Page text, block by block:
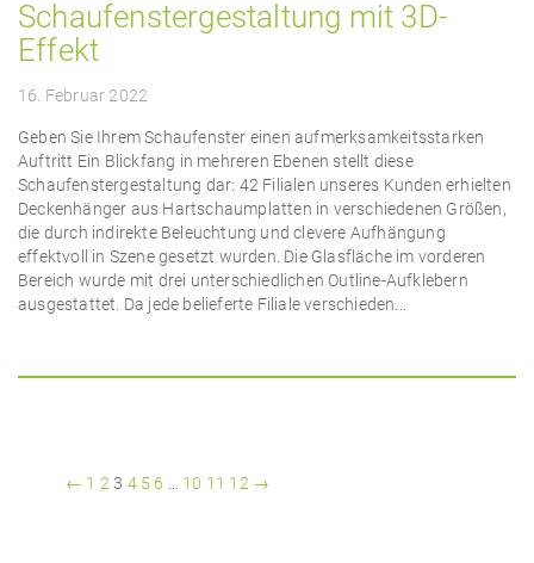
Schaufenstergestaltung mit 3D-
Effekt
16. Februar 2022
Geben Sie Ihrem Schaufenster einen aufmerksamkeitsstarken
Auftritt Ein Blickfang in mehreren Ebenen stellt diese
Schaufenstergestaltung dar: 42 Filialen unseres Kunden erhielten
Deckenhänger aus Hartschaumplatten in verschiedenen Größen,
die durch indirekte Beleuchtung und clevere Aufhängung
effektvoll in Szene gesetzt wurden. Die Glasfläche im vorderen
Bereich wurde mit drei unterschiedlichen Outline-Aufklebern
ausgestattet. Da jede belieferte Filiale verschieden...
← 1 2 3 4 5 6 10 11 12 →